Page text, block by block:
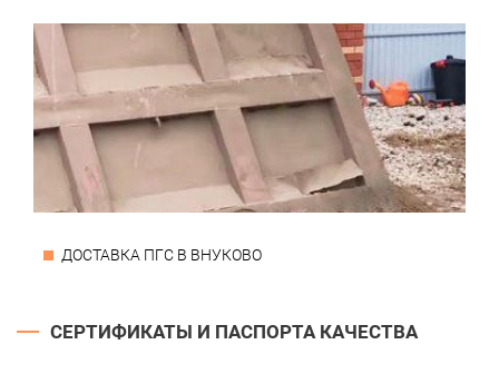
ДОСТАВКА ПГС В ВНУКОВО
СЕРТИФИКАТЫ И ПАСПОРТА КАЧЕСТВА